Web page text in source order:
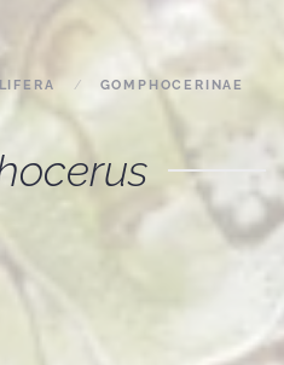
GOMPHOCERINAE